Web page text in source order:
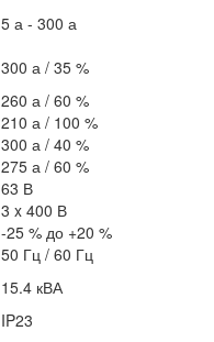
5 а - 300 а
300 а / 35 %
260 а / 60 %
210 а / 100 %
300 а / 40 %
275 а / 60 %
63 В
3 x 400 В
-25 % до +20 %
50 Гц / 60 Гц
15.4 кВА
IP23